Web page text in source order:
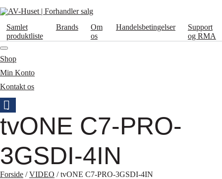
Samlet
produktliste
Brands
Om
os
Handelsbetingelser
Support
og RMA
Shop
Min Konto
Kontakt os
tvONE C7-PRO-
3GSDI-4IN
Forside /VIDEO / tvONE C7-PRO-3GSDI-4IN